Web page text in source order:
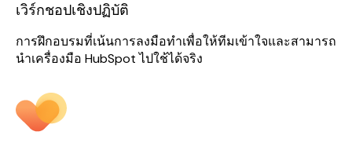
เวิร์กชอปเชิงปฏิบัติ
การฝึกอบรมที่เน้นการลงมือทำเพื่อให้ทีมเข้าใจและสามารถ
นำเครื่องมือ HubSpot ไปใช้ได้จริง